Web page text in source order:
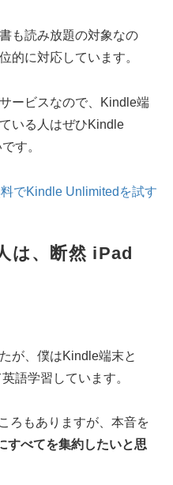
も読み放題の対象なの
的に対応しています。
ービスなので、Kindle端
いる人はぜひKindle
す。
でKindle Unlimitedを試す
は、断然 iPad
が、僕はKindle端末と
語学習しています。
ろもありますが、本音を
すべてを集約したいと思